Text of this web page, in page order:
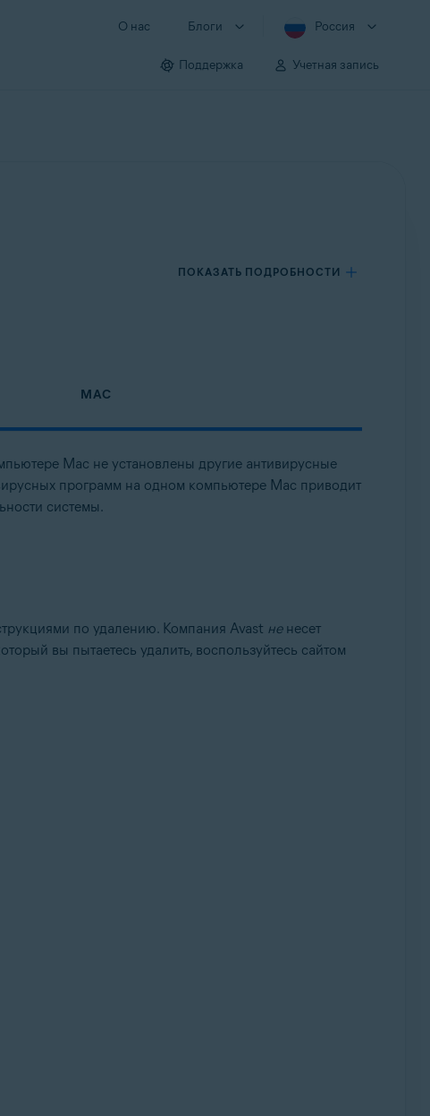
О нас Блоги Россия
Поддержка Учетная запись
ПОКАЗАТЬ ПОДРОБНОСТИ
MAC
Mac не установлены другие антивирусные
программ на одном компьютере Mac приводит
системы.
по удалению. Компания Avast ненесет
вы пытаетесь удалить, воспользуйтесь сайтом